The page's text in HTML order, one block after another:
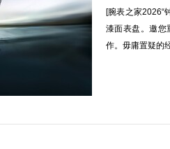
[腕表之家2026“
漆面表盘。邀您
作。毋庸置疑的